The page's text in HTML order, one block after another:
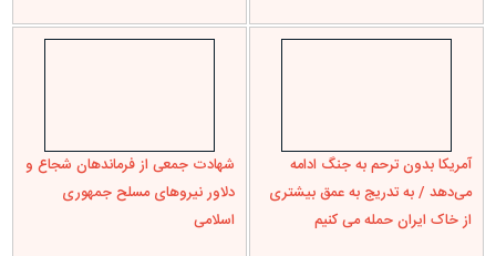
آمریکا بدون ترحم به جنگ ادامه
می‌دهد / به تدریج به عمق بیشتری
از خاک ایران حمله می کنیم
شهادت جمعی از فرماندهان شجاع و
دلاور نیروهای مسلح جمهوری
اسلامی